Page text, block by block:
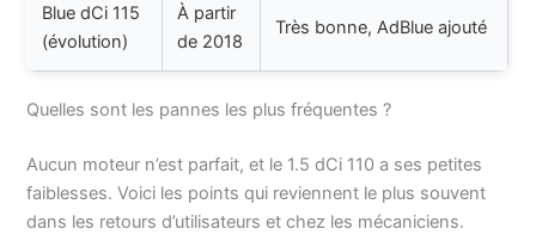
Blue dCi 115
(évolution)
À partir
de 2018
Très bonne, AdBlue ajouté
Quelles sont les pannes les plus fréquentes ?
Aucun moteur n’est parfait, et le 1.5 dCi 110 a ses petites
faiblesses. Voici les points qui reviennent le plus souvent
dans les retours d’utilisateurs et chez les mécaniciens.